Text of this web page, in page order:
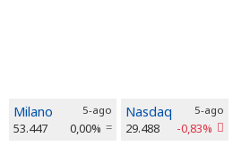
Milano 5-ago
53.447 0,00%
Nasdaq 5-ago
29.488 -0,83%